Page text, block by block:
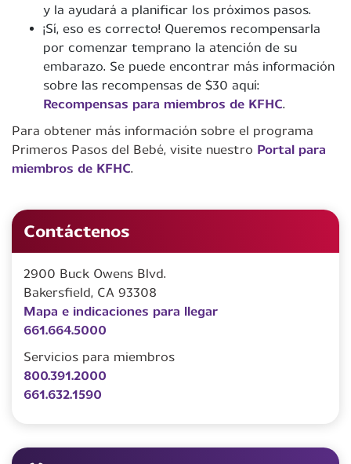
y la ayudará a planificar los próximos pasos.
¡Sí, eso es correcto! Queremos recompensarla
por comenzar temprano la atención de su
embarazo. Se puede encontrar más información
sobre las recompensas de $30 aquí:
Recompensas para miembros de KFHC.
Para obtener más información sobre el programa
Primeros Pasos del Bebé, visite nuestro Portal para
miembros de KFHC.
Contáctenos
2900 Buck Owens Blvd.
Bakersfield, CA 93308
Mapa e indicaciones para llegar
661.664.5000
Servicios para miembros
800.391.2000
661.632.1590